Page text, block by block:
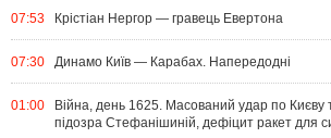
07:53 Крістіан Нергор — гравець Евертона
07:30 Динамо Київ — Карабах. Напередодні
01:00
Війна, день 1625. Масований удар по Києву
підозра Стефанішиній, дефіцит ракет для